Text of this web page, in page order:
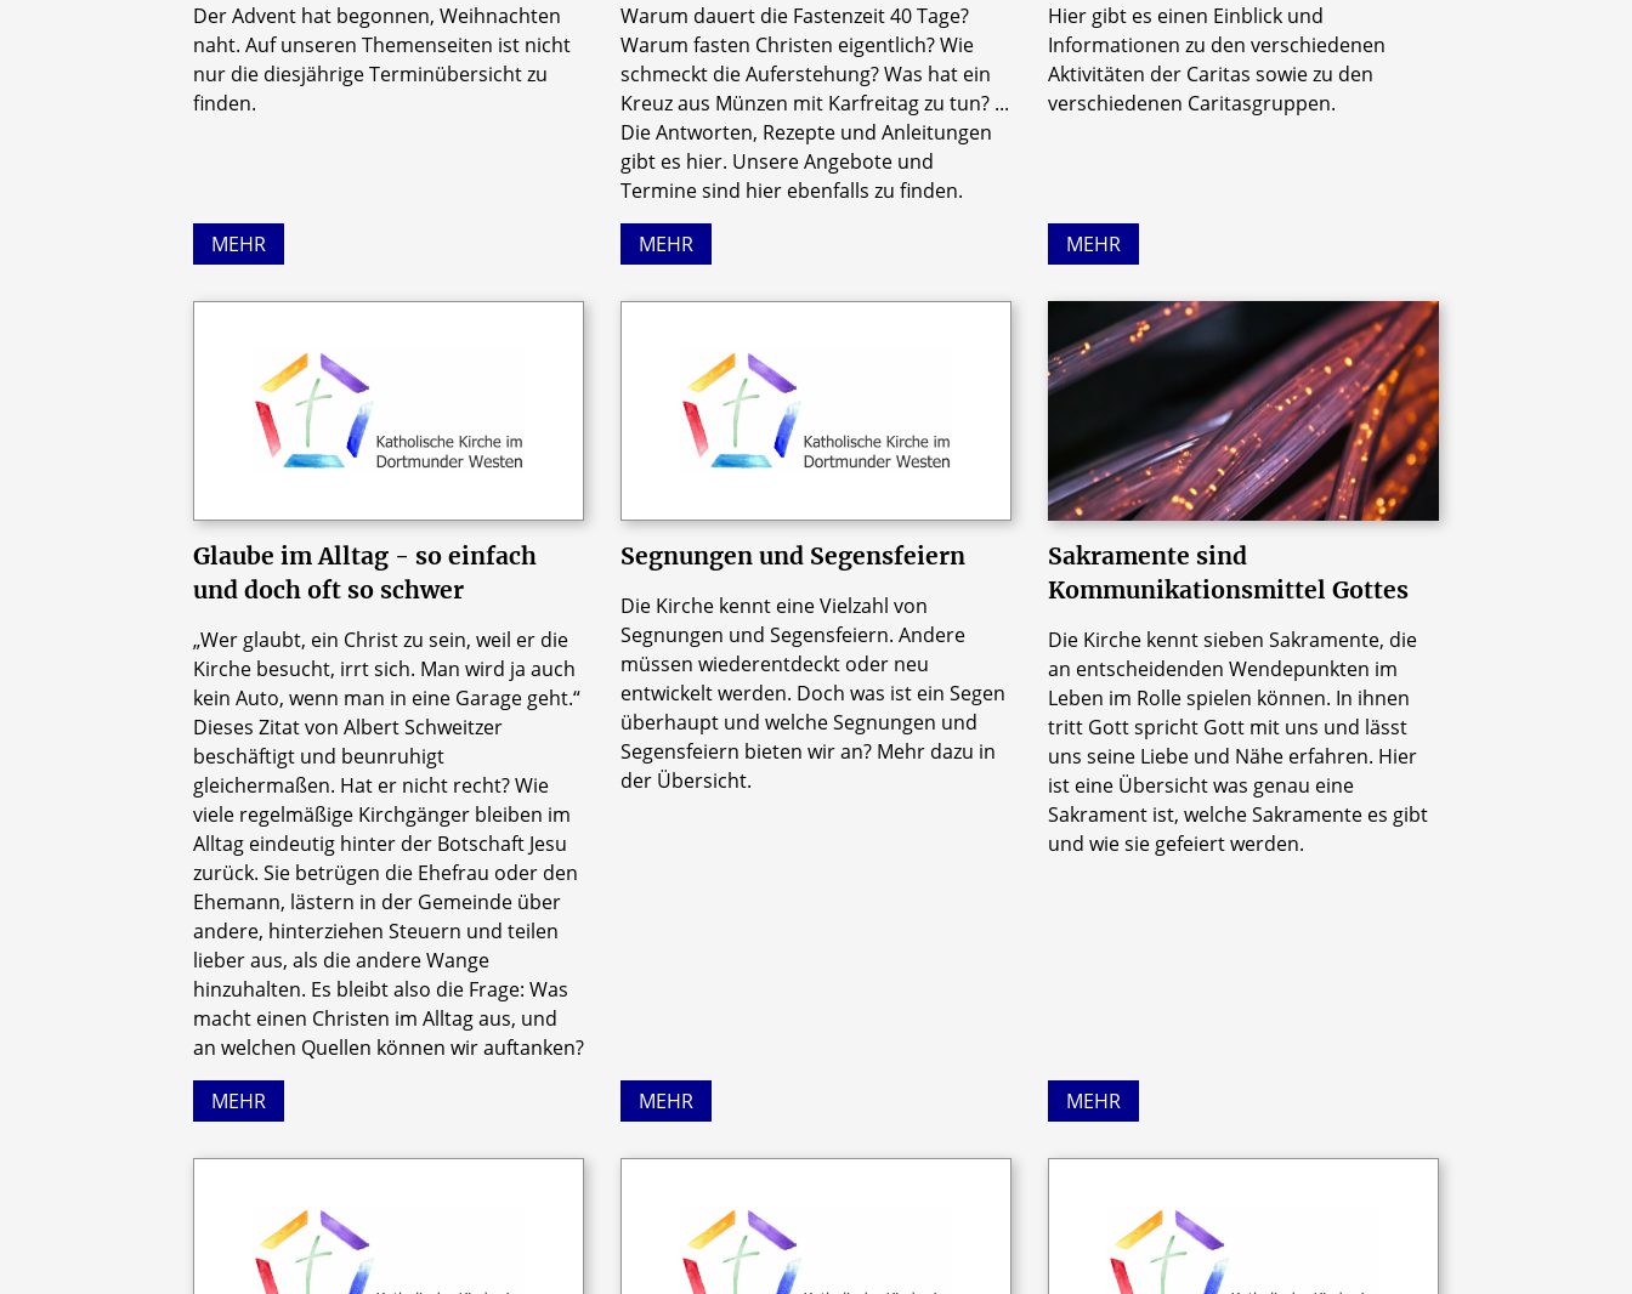
Der Advent hat begonnen, Weihnachten
naht. Auf unseren Themenseiten ist nicht
nur die diesjährige Terminübersicht zu
finden.
MEHR
Warum dauert die Fastenzeit 40 Tage?
Warum fasten Christen eigentlich? Wie
schmeckt die Auferstehung? Was hat ein
Kreuz aus Münzen mit Karfreitag zu tun? ...
Die Antworten, Rezepte und Anleitungen
gibt es hier. Unsere Angebote und
Termine sind hier ebenfalls zu finden.
MEHR
Hier gibt es einen Einblick und
Informationen zu den verschiedenen
Aktivitäten der Caritas sowie zu den
verschiedenen Caritasgruppen.
MEHR
Glaube im Alltag - so einfach
und doch oft so schwer
„Wer glaubt, ein Christ zu sein, weil er die
Kirche besucht, irrt sich. Man wird ja auch
kein Auto, wenn man in eine Garage geht.“
Dieses Zitat von Albert Schweitzer
beschäftigt und beunruhigt
gleichermaßen. Hat er nicht recht? Wie
viele regelmäßige Kirchgänger bleiben im
Alltag eindeutig hinter der Botschaft Jesu
zurück. Sie betrügen die Ehefrau oder den
Ehemann, lästern in der Gemeinde über
andere, hinterziehen Steuern und teilen
lieber aus, als die andere Wange
hinzuhalten. Es bleibt also die Frage: Was
macht einen Christen im Alltag aus, und
an welchen Quellen können wir auftanken?
MEHR
Segnungen und Segensfeiern
Die Kirche kennt eine Vielzahl von
Segnungen und Segensfeiern. Andere
müssen wiederentdeckt oder neu
entwickelt werden. Doch was ist ein Segen
überhaupt und welche Segnungen und
Segensfeiern bieten wir an? Mehr dazu in
der Übersicht.
MEHR
Sakramente sind
Kommunikationsmittel Gottes
Die Kirche kennt sieben Sakramente, die
an entscheidenden Wendepunkten im
Leben im Rolle spielen können. In ihnen
tritt Gott spricht Gott mit uns und lässt
uns seine Liebe und Nähe erfahren. Hier
ist eine Übersicht was genau eine
Sakrament ist, welche Sakramente es gibt
und wie sie gefeiert werden.
MEHR